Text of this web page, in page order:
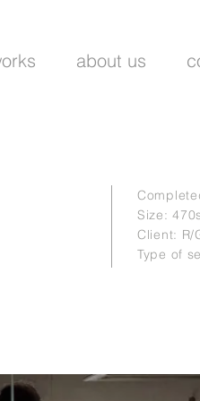
about us
Size:
Client: R/
Type of